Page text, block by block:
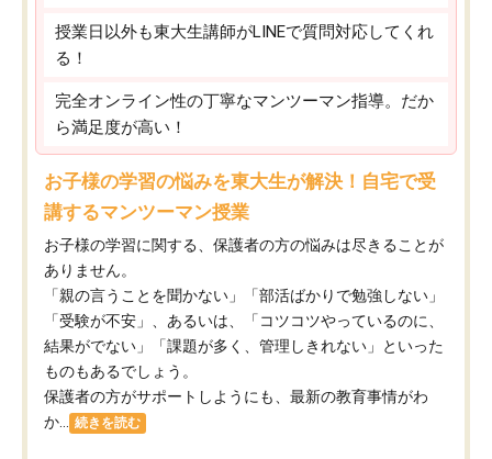
授業日以外も東大生講師がLINEで質問対応してくれ
る！
完全オンライン性の丁寧なマンツーマン指導。だか
ら満足度が高い！
お子様の学習の悩みを東大生が解決！自宅で受
講するマンツーマン授業
お子様の学習に関する、保護者の方の悩みは尽きることが
ありません。
「親の言うことを聞かない」「部活ばかりで勉強しない」
「受験が不安」、あるいは、「コツコツやっているのに、
結果がでない」「課題が多く、管理しきれない」といった
ものもあるでしょう。
保護者の方がサポートしようにも、最新の教育事情がわ
か...
続きを読む